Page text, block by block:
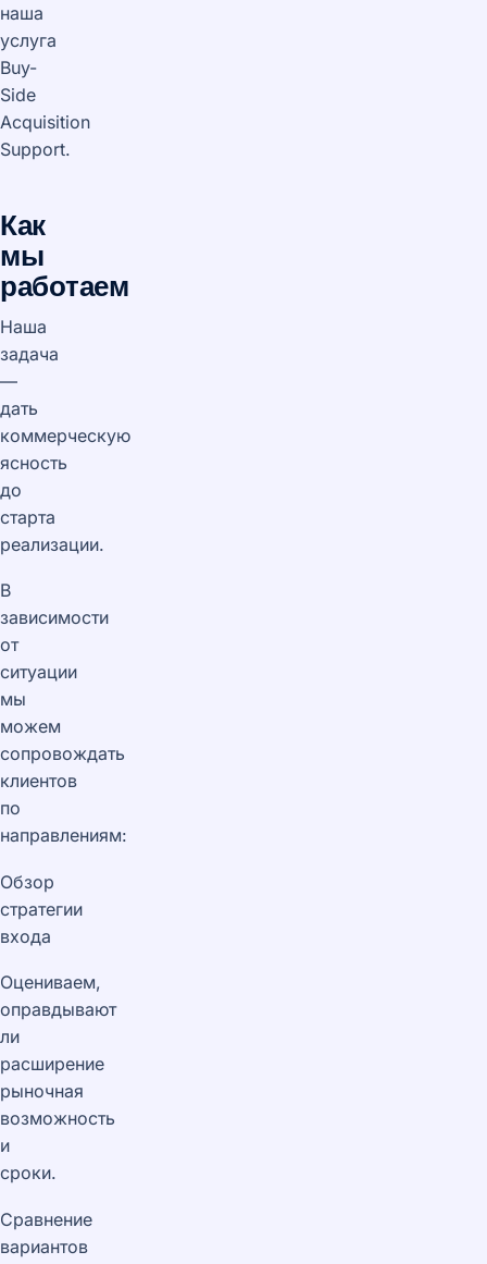
наша
услуга
Buy-
Side
Acquisition
Support.
Как
мы
работаем
Наша
задача
—
дать
коммерческую
ясность
до
старта
реализации.
В
зависимости
от
ситуации
мы
можем
сопровождать
клиентов
по
направлениям:
Обзор
стратегии
входа
Оцениваем,
оправдывают
ли
расширение
рыночная
возможность
и
сроки.
Сравнение
вариантов